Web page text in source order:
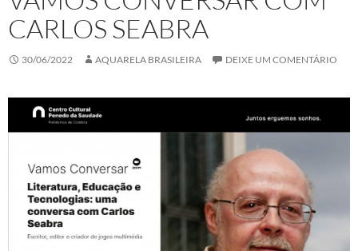
CARLOS SEABRA
30/06/2022 AQUARELA BRASILEIRA DEIXE UM COMENTÁRIO